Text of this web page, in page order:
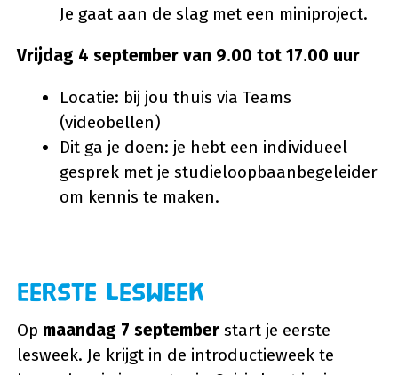
Je gaat aan de slag met een miniproject.
Vrijdag 4 september van 9.00 tot 17.00 uur
Locatie: bij jou thuis via Teams
(videobellen)
Dit ga je doen: je hebt een individueel
gesprek met je studieloopbaanbegeleider
om kennis te maken.
Eerste lesweek
Op maandag 7 september start je eerste
lesweek. Je krijgt in de introductieweek te